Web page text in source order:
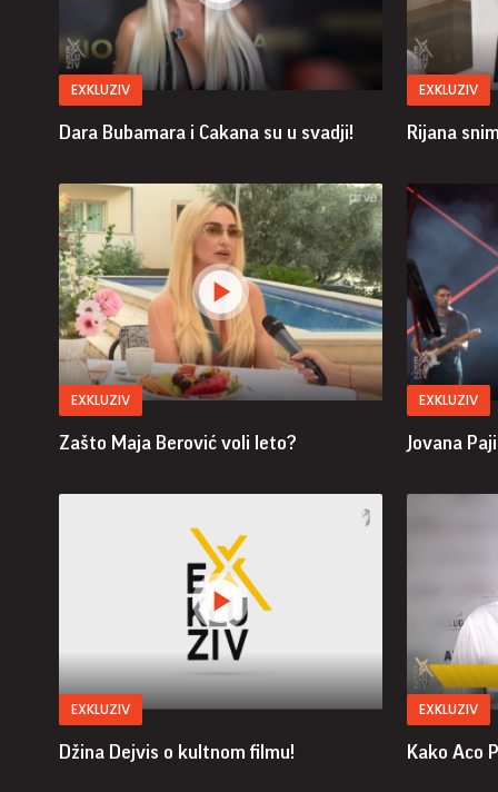
EXKLUZIV
Dara Bubamara i Cakana su u svadji!
EXKLUZIV
Rijana
EXKLUZIV
Zašto Maja Berović voli leto?
EXKLUZIV
Jovana
EXKLUZIV
Džina Dejvis o kultnom filmu!
EXKLUZIV
Kako Aco